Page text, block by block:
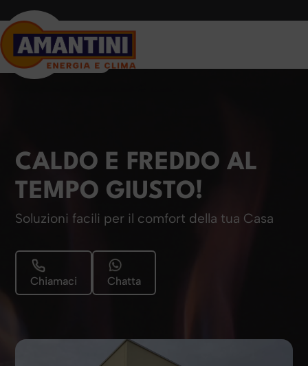
CALDO E FREDDO AL
TEMPO GIUSTO!
Soluzioni facili per il comfort della tua Casa
Chiamaci Chatta